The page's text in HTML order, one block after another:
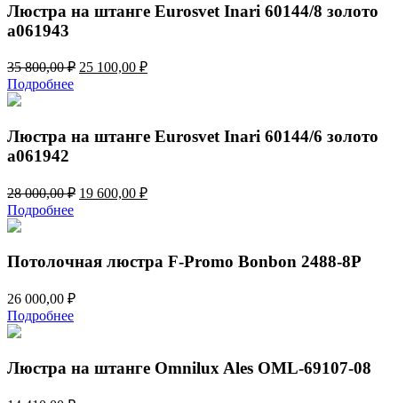
Люстра на штанге Eurosvet Inari 60144/8 золото
a061943
35 800,00₽ Первоначальная
25 100,00 ₽Текущая
Подробнее
Люстра на штанге Eurosvet Inari 60144/6 золото
a061942
28 000,00₽ Первоначальная
000,00 ₽.
19 600,00 ₽Текущая
Подробнее
Потолочная люстра F-Promo Bonbon 2488-8P
26 000,00 ₽
Подробнее
Люстра на штанге Omnilux Ales OML-69107-08